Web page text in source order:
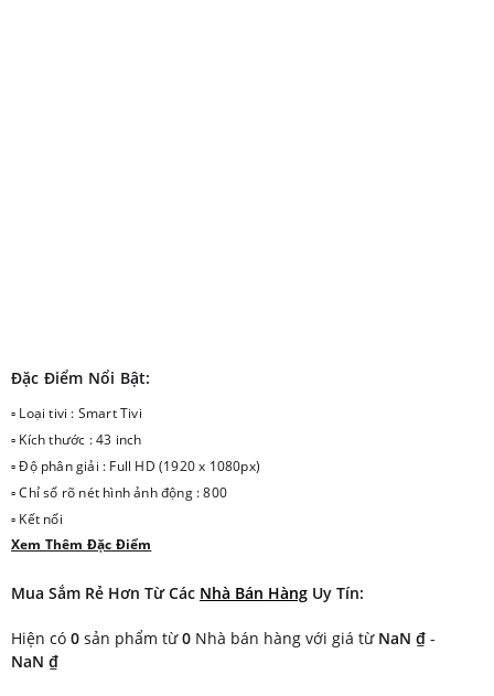
Đặc Điểm Nổi Bật:
▫ Loại tivi : Smart Tivi
▫ Kích thước : 43 inch
▫ Độ phân giải : Full HD (1920 x 1080px)
▫ Chỉ số rõ nét hình ảnh động : 800
▫ Kết nối
▫ Kết nối Internet : Wifi tích hợp, Cổng LAN cắm dây mạng
▫ Cổng HDMI : 3 cổng
▫ Cổng xuất âm thanhCó
Xem Thêm Đặc Điểm
Mua Sắm Rẻ Hơn Từ Các Nhà Bán Hàng Uy Tín:
Hiện có 0 sản phẩm từ0 Nhà bán hàng với giá từ NaN ₫ -
NaN ₫